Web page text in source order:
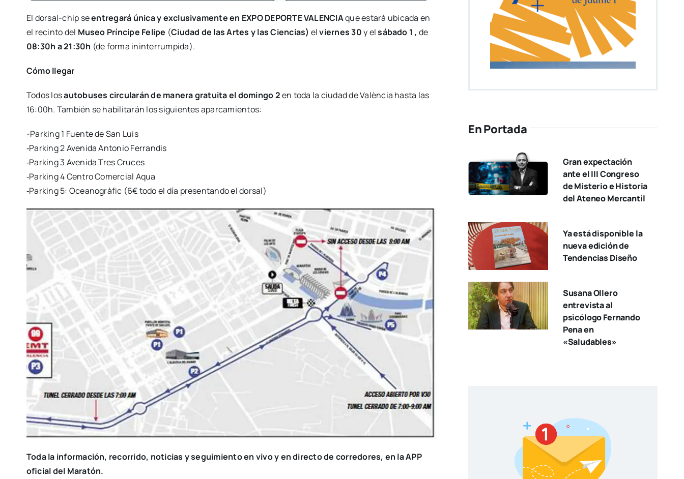
El dor­­sal-chip seentre­ga­rá úni­ca y exclu­si­va­men­te en EXPO DEPORTE VALENCIAque esta­rá ubi­ca­da en
el recin­to del Museo Prín­ci­pe Feli­pe (Ciu­dad de las Artes y las Cien­cias) elvier­nes 30y elsába­do 1 , de
08:30h a 21:30h (de for­ma inin­te­rrum­pi­da).
Cómo lle­gar
Todos losauto­bu­ses cir­cu­la­rán de mane­ra gra­tui­ta el domin­go 2en toda la ciu­dad de Valèn­cia has­ta las
16:00h. Tam­bién se habi­li­ta­rán los siguien­tes apar­ca­mien­tos:
-Par­king 1 Fuen­te de San Luis
‑Par­king 2 Ave­ni­da Anto­nio Ferran­dis
‑Par­king 3 Ave­ni­da Tres Cru­ces
‑Par­king 4 Cen­tro Comer­cial Aqua
‑Par­king 5: Ocea­no­grà­fic (6€ todo el día pre­sen­tan­do el dor­sal)
Toda la infor­ma­ción, reco­rri­do, noti­cias y segui­mien­to en vivo y en direc­to de corre­do­res, en la APP
ofi­cial del Mara­tón.
En Portada
Gran expectación
ante el III Congreso
de Misterio e Historia
del Ateneo Mercantil
Ya está disponible la
nueva edición de
Tendencias Diseño
Susana Ollero
entrevista al
psicólogo Fernando
Pena en
«Saludables»